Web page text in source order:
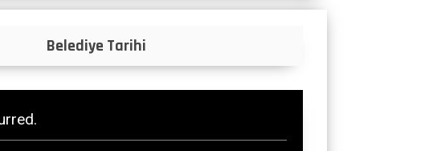
Belediye Tarihi